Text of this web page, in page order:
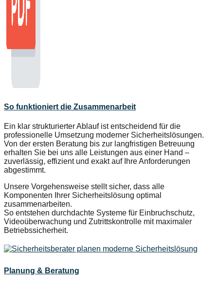
So funktioniert die Zusammenarbeit
Ein klar strukturierter Ablauf ist entscheidend für die
professionelle Umsetzung moderner Sicherheitslösungen.
Von der ersten Beratung bis zur langfristigen Betreuung
erhalten Sie bei uns alle Leistungen aus einer Hand –
zuverlässig, effizient und exakt auf Ihre Anforderungen
abgestimmt.
Unsere Vorgehensweise stellt sicher, dass alle
Komponenten Ihrer Sicherheitslösung optimal
zusammenarbeiten.
So entstehen durchdachte Systeme für Einbruchschutz,
Videoüberwachung und Zutrittskontrolle mit maximaler
Betriebssicherheit.
Planung & Beratung